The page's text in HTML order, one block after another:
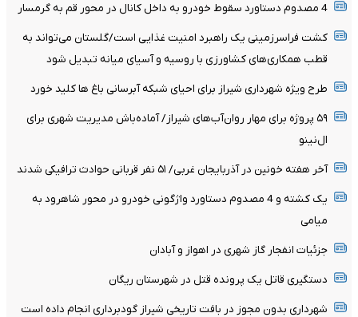
4 مصدوم دستاورد سقوط خودرو به داخل کانال در محور قم به گرمسار
کشت فراسرزمینی یک راهبرد امنیت غذایی است/گلستان می‌تواند به
قطب همکاری‌های کشاورزی با روسیه و آسیای میانه تبدیل شود
طرح ویژه شهرداری شیراز برای احیای شبکه آبرسانی باغ ها کلید خورد
۵۹ پروژه برای مهار روان‌آب‌های شیراز/ آماده‌باش مدیریت شهری برای
ال‌نینو
آخر هفته خونین در آذربایجان غربی/ ۵۱ نفر قربانی حوادث ترافیکی شدند
یک کشته و 4 مصدوم دستاورد واژگونی خودرو در محور شاهرود به
میامی
جزئیات انفجار گاز شهری در اهواز و آبادان
دستگیری قاتل یک پرونده قتل در شهرستان ریگان
شهرداری بدون مجوز در بافت تاریخی شیراز گودبرداری انجام داده است